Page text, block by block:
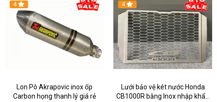
4
Lon Pô Akrapovic inox ốp
Carbon họng thanh lý giá rẻ
4
Lưới bảo vệ két nước Honda
CB1000R bằng Inox nhập khẩu